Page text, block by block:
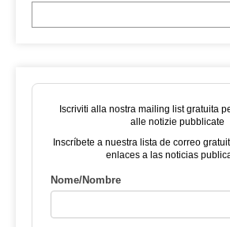
Iscriviti alla nostra mailing list gratuita
alle notizie pubblicate
Inscríbete a nuestra lista de correo
enlaces a las noticias
Nome/Nombre